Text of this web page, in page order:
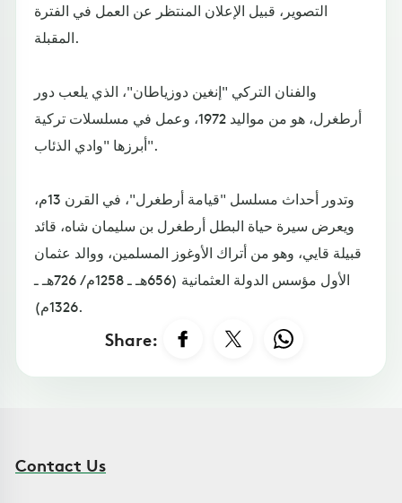
التصوير، قبيل الإعلان المنتظر عن العمل في الفترة
المقبلة.
والفنان التركي "إنغين دوزياطان"، الذي يلعب دور
أرطغرل، هو من مواليد 1972، وعمل في مسلسلات تركية
أبرزها "وادي الذئاب".
وتدور أحداث مسلسل "قيامة أرطغرل"، في القرن 13م،
ويعرض سيرة حياة البطل أرطغرل بن سليمان شاه، قائد
قبيلة قايي، وهو من أتراك الأوغوز المسلمين، ووالد عثمان
الأول مؤسس الدولة العثمانية (656هـ ـ 1258م / 726هـ ـ
1326م).
Share:
Contact Us